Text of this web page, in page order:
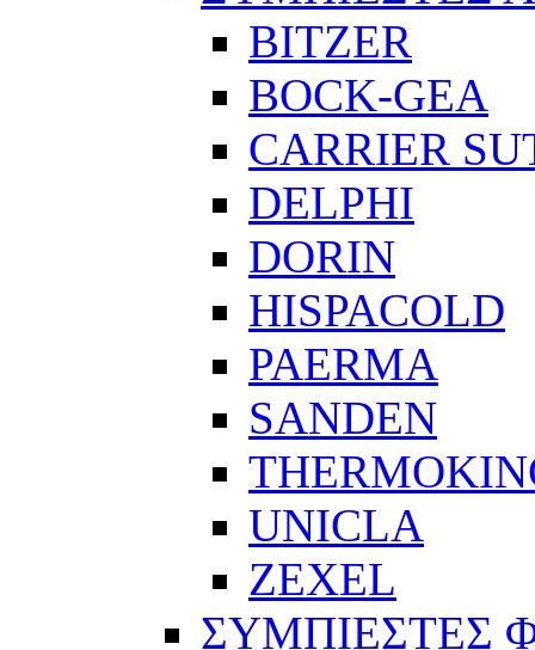
BITZER
BOCK-GEA
CARRIER
DELPHI
DORIN
HISPACOLD
PAERMA
SANDEN
UNICLA
ZEXEL
ΣΥΜΠΙΕΣΤΕΣ